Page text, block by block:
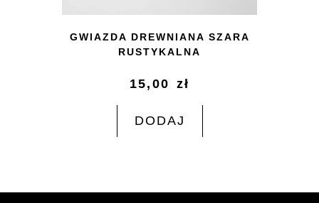
GWIAZDA DREWNIANA SZARA
RUSTYKALNA
15,00 zł
DODAJ